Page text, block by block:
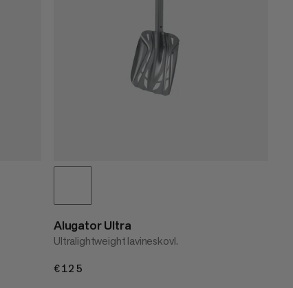
Alugator Ultra
Ultralightweight lavineskovl.
€125